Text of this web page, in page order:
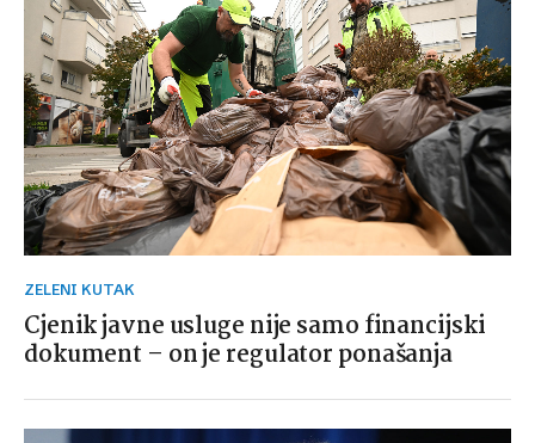
ZELENI KUTAK
Cjenik javne usluge nije samo financijski
dokument – on je regulator ponašanja